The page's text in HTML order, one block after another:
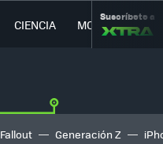
CIENCIA MOVILIDAD
Suscríbete a
Fallout Generación Z